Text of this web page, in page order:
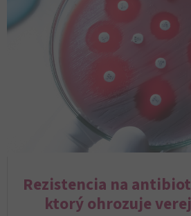
Rezistencia na
ktorý ohrozuje